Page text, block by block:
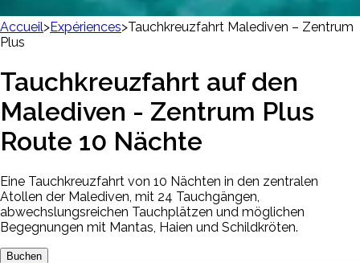
Accueil>Expériences>Tauchkreuzfahrt Malediven – Zentrum
Plus
Tauchkreuzfahrt auf den
Malediven - Zentrum Plus
Route 10 Nächte
Eine Tauchkreuzfahrt von 10 Nächten in den zentralen
Atollen der Malediven, mit 24 Tauchgängen,
abwechslungsreichen Tauchplätzen und möglichen
Begegnungen mit Mantas, Haien und Schildkröten.
Buchen